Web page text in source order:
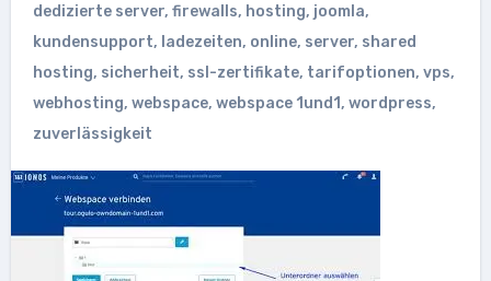
dedizierte server, firewalls, hosting, joomla,
kundensupport, ladezeiten, online, server, shared
hosting, sicherheit, ssl-zertifikate, tarifoptionen, vps,
webhosting, webspace, webspace 1und1, wordpress,
zuverlässigkeit